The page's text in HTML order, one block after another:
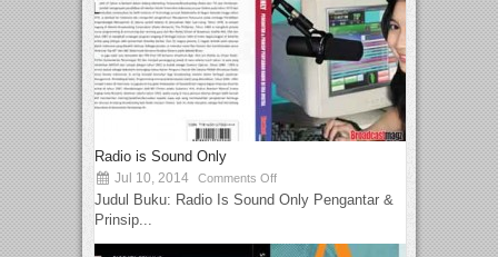
Radio is Sound Only
Jul 10, 2014 Comments Off
Judul Buku: Radio Is Sound Only Pengantar &
Prinsip...